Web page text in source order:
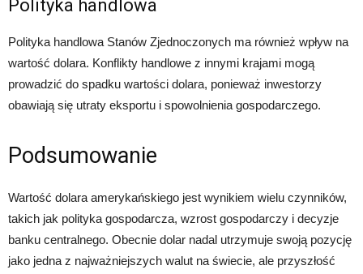
Polityka handlowa
Polityka handlowa Stanów Zjednoczonych ma również wpływ na
wartość dolara. Konflikty handlowe z innymi krajami mogą
prowadzić do spadku wartości dolara, ponieważ inwestorzy
obawiają się utraty eksportu i spowolnienia gospodarczego.
Podsumowanie
Wartość dolara amerykańskiego jest wynikiem wielu czynników,
takich jak polityka gospodarcza, wzrost gospodarczy i decyzje
banku centralnego. Obecnie dolar nadal utrzymuje swoją pozycję
jako jedna z najważniejszych walut na świecie, ale przyszłość